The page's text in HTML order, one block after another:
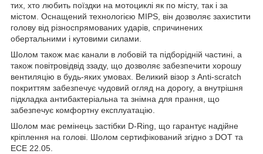
тих, хто любить поїздки на мотоциклі як по місту, так і за
містом. Оснащений технологією MIPS, він дозволяє захистити
голову від різноспрямованих ударів, спричинених
обертальними і кутовими силами.
Шолом також має канали в лобовій та підборідній частині, а
також повітровідвід ззаду, що дозволяє забезпечити хорошу
вентиляцію в будь-яких умовах. Великий візор з Anti-scratch
покриттям забезпечує чудовий огляд на дорогу, а внутрішня
підкладка антибактеріальна та знімна для прання, що
забезпечує комфортну експлуатацію.
Шолом має ремінець застібки D-Ring, що гарантує надійне
кріплення на голові. Шолом сертифікований згідно з DOT та
ECE 22.05.